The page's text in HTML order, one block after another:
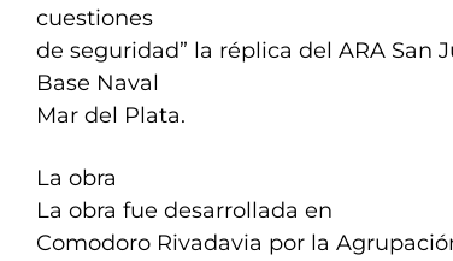
cuestiones
de seguridad” la réplica del ARA San
Base Naval
Mar del Plata.
La obra
La obra fue desarrollada en
Comodoro Rivadavia por la